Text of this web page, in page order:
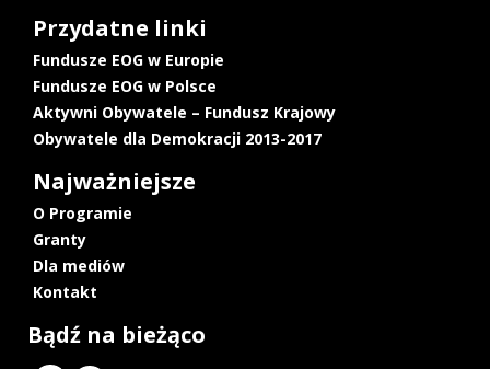
Przydatne linki
Fundusze EOG w Europie
Fundusze EOG w Polsce
Aktywni Obywatele – Fundusz Krajowy
Obywatele dla Demokracji 2013-2017
Najważniejsze
O Programie
Granty
Dla mediów
Kontakt
Bądź na bieżąco